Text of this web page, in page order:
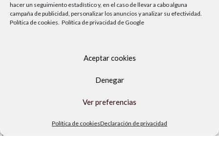
hacer un seguimiento estadístico y, en el caso de llevar a cabo alguna
campaña de publicidad, personalizar los anuncios y analizar su efectividad.
Política de cookies. Política de privacidad de Google
Aceptar cookies
Denegar
Ver preferencias
Política de cookiesDeclaración de privacidad
29740 Torre del Mar, Málaga
10:00 a 13:30h